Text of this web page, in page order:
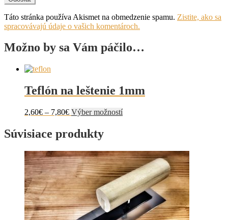
Táto stránka používa Akismet na obmedzenie spamu. Zistite, ako sa
spracovávajú údaje o vašich komentároch.
Možno by sa Vám páčilo…
Teflón na leštenie 1mm
2,60€ – 7,80€Price
2,60€
through
Výber možnostíTento
Možnosti
si
môžete
vybrať
na
stránke
produktu.
Súvisiace produkty